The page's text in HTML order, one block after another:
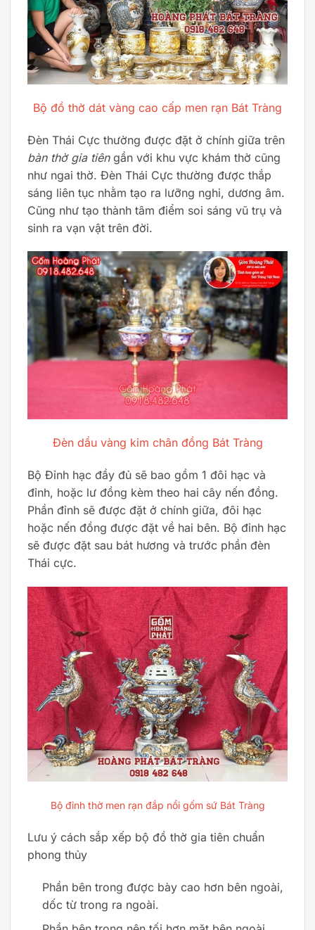
Bộ đồ thờ dát vàng cao cấp men rạn Bát Tràng
Đèn Thái Cực thường được đặt ở chính giữa trên
bàn thờ gia tiên gần với khu vực khám thờ cũng
như ngai thờ. Đèn Thái Cực thường được thắp
sáng liên tục nhằm tạo ra lưỡng nghi, dương âm.
Cũng như tạo thành tâm điểm soi sáng vũ trụ và
sinh ra vạn vật trên đời.
Đèn dầu vàng kim chân đồng Bát Tràng
Bộ Đỉnh hạc đầy đủ sẽ bao gồm 1 đôi hạc và
đỉnh, hoặc lư đồng kèm theo hai cây nến đồng.
Phần đỉnh sẽ được đặt ở chính giữa, đôi hạc
hoặc nến đồng được đặt về hai bên. Bộ đỉnh hạc
sẽ được đặt sau bát hương và trước phần đèn
Thái cực.
Bộ đỉnh thờ men rạn đắp nổi gốm sứ Bát Tràng
Lưu ý cách sắp xếp bộ đồ thờ gia tiên chuẩn
phong thủy
Phần bên trong được bày cao hơn bên ngoài,
dốc từ trong ra ngoài.